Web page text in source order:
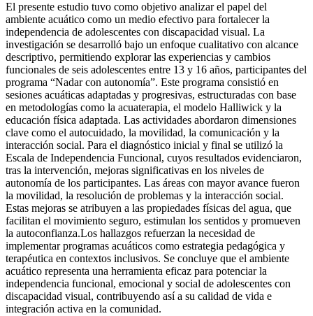
El presente estudio tuvo como objetivo analizar el papel del
ambiente acuático como un medio efectivo para fortalecer la
independencia de adolescentes con discapacidad visual. La
investigación se desarrolló bajo un enfoque cualitativo con alcance
descriptivo, permitiendo explorar las experiencias y cambios
funcionales de seis adolescentes entre 13 y 16 años, participantes del
programa “Nadar con autonomía”. Este programa consistió en
sesiones acuáticas adaptadas y progresivas, estructuradas con base
en metodologías como la acuaterapia, el modelo Halliwick y la
educación física adaptada. Las actividades abordaron dimensiones
clave como el autocuidado, la movilidad, la comunicación y la
interacción social. Para el diagnóstico inicial y final se utilizó la
Escala de Independencia Funcional, cuyos resultados evidenciaron,
tras la intervención, mejoras significativas en los niveles de
autonomía de los participantes. Las áreas con mayor avance fueron
la movilidad, la resolución de problemas y la interacción social.
Estas mejoras se atribuyen a las propiedades físicas del agua, que
facilitan el movimiento seguro, estimulan los sentidos y promueven
la autoconfianza.Los hallazgos refuerzan la necesidad de
implementar programas acuáticos como estrategia pedagógica y
terapéutica en contextos inclusivos. Se concluye que el ambiente
acuático representa una herramienta eficaz para potenciar la
independencia funcional, emocional y social de adolescentes con
discapacidad visual, contribuyendo así a su calidad de vida e
integración activa en la comunidad.